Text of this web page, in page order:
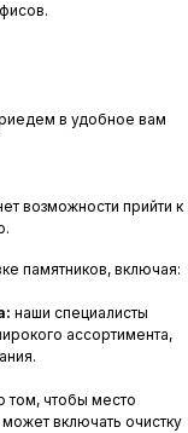
в удобное вам
возможности прийти к
памятников, включая:
наши специалисты
ассортимента,
том, чтобы место
включать очистку